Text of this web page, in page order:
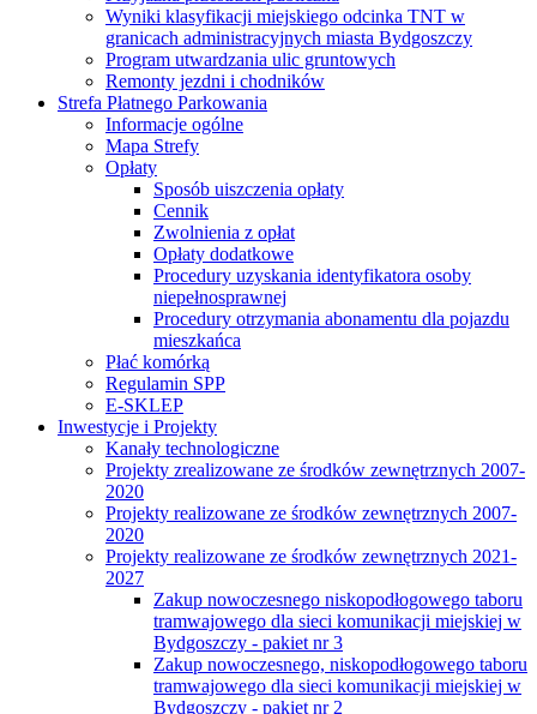
Wyniki klasyfikacji miejskiego odcinka TNT w
granicach administracyjnych miasta Bydgoszczy
Program utwardzania ulic gruntowych
Remonty jezdni i chodników
Strefa Płatnego Parkowania
Informacje ogólne
Mapa Strefy
Opłaty
Sposób uiszczenia opłaty
Cennik
Zwolnienia z opłat
Opłaty dodatkowe
Procedury uzyskania identyfikatora osoby
niepełnosprawnej
Procedury otrzymania abonamentu dla pojazdu
mieszkańca
Płać komórką
Regulamin SPP
E-SKLEP
Inwestycje i Projekty
Kanały technologiczne
Projekty zrealizowane ze środków zewnętrznych 2007-
2020
Projekty realizowane ze środków zewnętrznych 2007-
2020
Projekty realizowane ze środków zewnętrznych 2021-
2027
Zakup nowoczesnego niskopodłogowego taboru
tramwajowego dla sieci komunikacji miejskiej w
Bydgoszczy - pakiet nr 3
Zakup nowoczesnego, niskopodłogowego taboru
tramwajowego dla sieci komunikacji miejskiej w
Bydgoszczy - pakiet nr 2